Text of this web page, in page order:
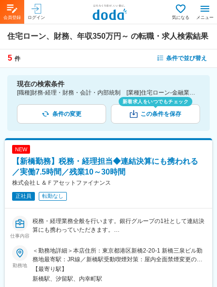
会員登録 ログイン 気になる メニュー
住宅ローン、財務、年収350万円～ の転職・求人検索結果
5 件 条件で並び替え
現在の検索条件
[職種]財務-経理・財務・会計・内部統制 [業種]住宅ローン-金融業界 [年収]350万円～
条件の変更
新着求人をいつでもチェック
この条件を保存
NEW
【新橋勤務】税務・経理担当◆連結決算にも携われる
／実働7.5時間／残業10～30時間
株式会社Ｌ＆Ｆアセットファイナンス
正社員 転勤なし
仕事内容
税務・経理業務全般を行います。銀行グループの1社として連結決
算にも携わっていただきます。
・計算書類等の開示資料の作成および金融当局等への報告・提出
・各種帳簿作成、分析資料作成
・監査法人、税理士、金融機関対応業務
・予算管理
勤務地
＜勤務地詳細＞本店住所：東京都港区新橋2-20-1 新橋三泉ビル勤
務地最寄駅：JR線／新橋駅受動喫煙対策：屋内全面禁煙変更の範
囲：無
【最寄り駅】
新橋駅、汐留駅、内幸町駅